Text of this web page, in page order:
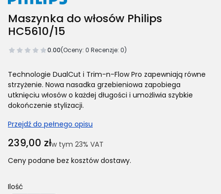
Maszynka do włosów Philips
HC5610/15
0.00(Oceny: 0 Recenzje: 0)
Technologie DualCut i Trim-n-Flow Pro zapewniają równe
strzyżenie. Nowa nasadka grzebieniowa zapobiega
utknięciu włosów o każdej długości i umożliwia szybkie
dokończenie stylizacji.
Przejdź do pełnego opisu
Cena
239,00 złw tym 23% VAT
w tym 23% VAT
Ceny podane bez kosztów dostawy.
Ilość